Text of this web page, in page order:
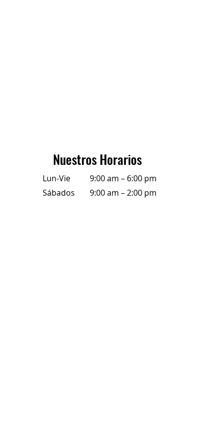
Nuestros Horarios
Lun-Vie
9:00 am – 6:00 pm
Sábados
9:00 am – 2:00 pm